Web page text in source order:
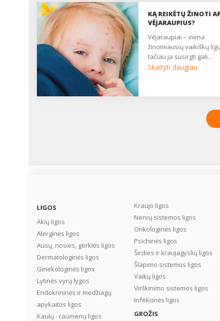
KĄ REIKĖTŲ ŽINOTI
VĖJARAUPIUS?
vėjaraupiai – viena
žinomiausių vaikiškų
tačiau ja susirgti gali...
Skaityti daugiau
LIGOS
Akių ligos
Alerginės ligos
Ausų, nosies, gerklės ligos
Dermatologinės ligos
Ginekologinės ligos
Lytinės vyrų lygos
Endokrininės ir medžiagų
apykaitos ligos
Kaulų - raumenų ligos
Kraujo ligos
Nervų sistemos ligos
Onkologinės ligos
Psichinės ligos
Širdies ir kraujagyslių ligos
Šlapimo sistemos ligos
Vaikų ligos
Virškinimo sistemos ligos
Infekcinės ligos
GROŽIS